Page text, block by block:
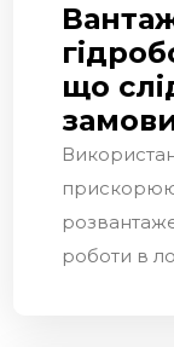
що
роботи в